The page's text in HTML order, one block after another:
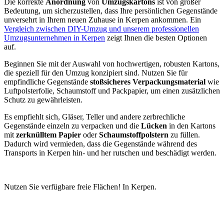
Die korrekte Anordnung von Umzugskartons ist von großer
Bedeutung, um sicherzustellen, dass Ihre persönlichen Gegenstände
unversehrt in Ihrem neuen Zuhause in Kerpen ankommen. Ein
Vergleich zwischen DIY-Umzug und unserem professionellen
Umzugsunternehmen in Kerpen zeigt Ihnen die besten Optionen
auf.
Beginnen Sie mit der Auswahl von hochwertigen, robusten Kartons,
die speziell für den Umzug konzipiert sind. Nutzen Sie für
empfindliche Gegenstände stoßsicheres Verpackungsmaterial wie
Luftpolsterfolie, Schaumstoff und Packpapier, um einen zusätzlichen
Schutz zu gewährleisten.
Es empfiehlt sich, Gläser, Teller und andere zerbrechliche
Gegenstände einzeln zu verpacken und die Lücken in den Kartons
mit zerknülltem Papier oderSchaumstoffpolstern zu füllen.
Dadurch wird vermieden, dass die Gegenstände während des
Transports in Kerpen hin- und her rutschen und beschädigt werden.
Nutzen Sie verfügbare freie Flächen! In Kerpen.